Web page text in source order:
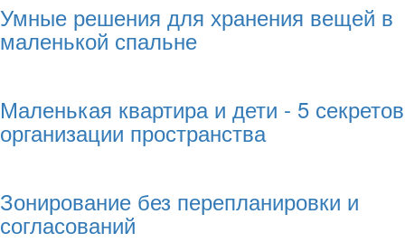
Умные решения для хранения вещей в
маленькой спальне
Маленькая квартира и дети - 5 секретов
организации пространства
Зонирование без перепланировки и
согласований